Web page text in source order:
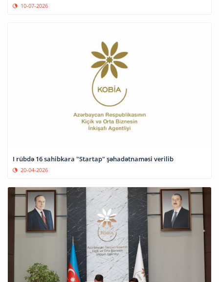
10-07-2026
I rübdə 16 sahibkara "Startap" şəhadətnaməsi verilib
20-04-2026